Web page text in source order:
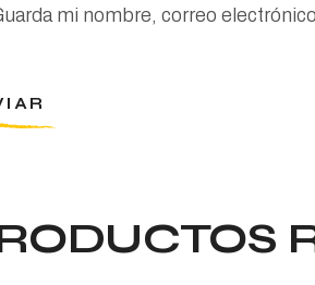
mi nombre, correo